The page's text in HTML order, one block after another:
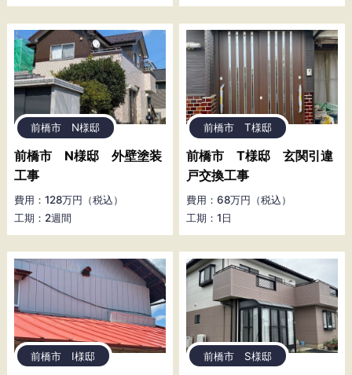
前橋市 N様邸
前橋市 N様邸 外壁塗装
工事
費用：128万円（税込）
工期：2週間
前橋市 T様邸
前橋市 T様邸 玄関引違
戸交換工事
費用：68万円（税込）
工期：1日
前橋市 I様邸 前橋市 S様邸